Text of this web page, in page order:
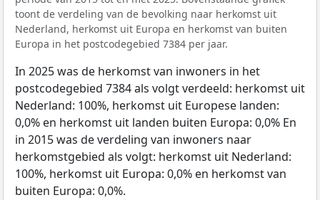
toont de verdeling van de bevolking naar herkomst uit
Nederland, herkomst uit Europa en herkomst van buiten
Europa in het postcodegebied 7384 per jaar.
In 2025 was de herkomst van inwoners in het
postcodegebied 7384 als volgt verdeeld: herkomst uit
Nederland: 100%, herkomst uit Europese landen:
0,0% en herkomst uit landen buiten Europa: 0,0% En
in 2015 was de verdeling van inwoners naar
herkomstgebied als volgt: herkomst uit Nederland:
100%, herkomst uit Europa: 0,0% en herkomst van
buiten Europa: 0,0%.